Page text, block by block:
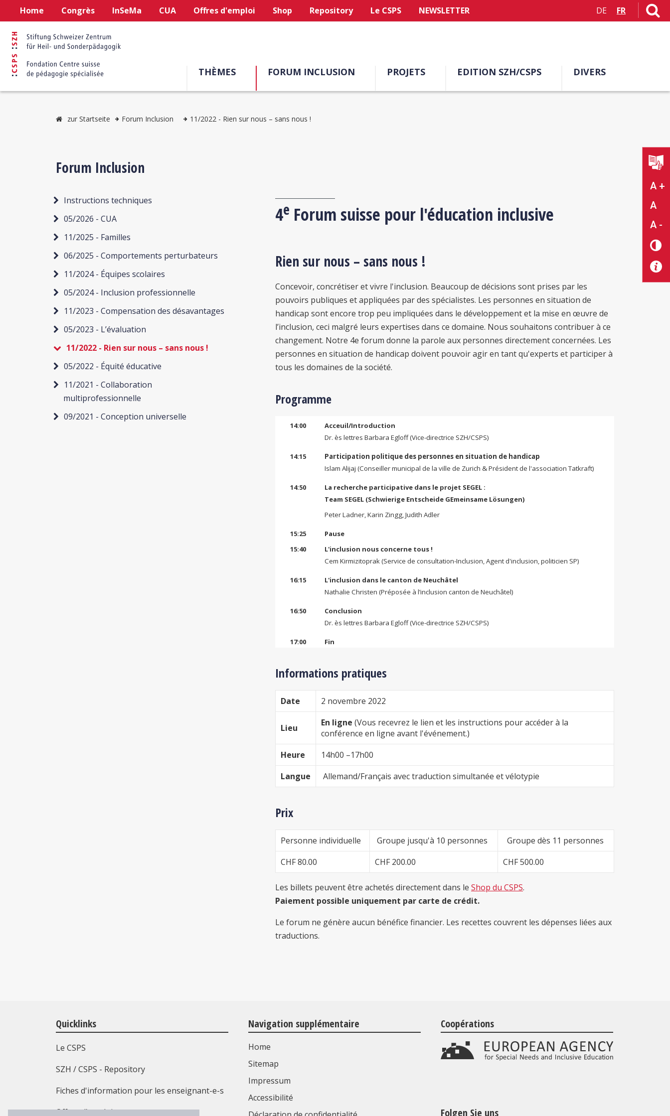
Home Congrès InSeMa CUA Offres d'emploi Shop Repository Le CSPS NEWSLETTER DE FR
THÈMES FORUM INCLUSION PROJETS EDITION SZH/CSPS DIVERS
A +
A
A -
zur Startseite Forum Inclusion 11/2022 - Rien sur nous – sans nous !
Forum Inclusion
Instructions techniques
05/2026 - CUA
11/2025 - Familles
06/2025 - Comportements perturbateurs
11/2024 - Équipes scolaires
05/2024 - Inclusion professionnelle
11/2023 - Compensation des désavantages
05/2023 - L’évaluation
11/2022 - Rien sur nous – sans nous !
05/2022 - Équité éducative
11/2021 - Collaboration
multiprofessionnelle
09/2021 - Conception universelle
4e Forum suisse pour l'éducation inclusive
Rien sur nous – sans nous !
Concevoir, concrétiser et vivre l'inclusion. Beaucoup de décisions sont prises par les
pouvoirs publiques et appliquées par des spécialistes. Les personnes en situation de
handicap sont encore trop peu impliquées dans le développement et la mise en œuvre de
l’inclusion, ceci malgré leurs expertises dans ce domaine. Nous souhaitons contribuer à ce
changement. Notre 4e forum donne la parole aux personnes directement concernées. Les
personnes en situation de handicap doivent pouvoir agir en tant qu'experts et participer à
tous les domaines de la société.
Programme
14:00
Acceuil/Introduction
Dr. ès lettres Barbara Egloff (Vice-directrice SZH/CSPS)
14:15
Participation politique des personnes en situation de handicap
Islam Alijaj (Conseiller municipal de la ville de Zurich & Président de l'association Tatkraft)
14:50
La recherche participative dans le projet SEGEL :
Team SEGEL (Schwierige Entscheide GEmeinsame Lösungen)
Peter Ladner, Karin Zingg, Judith Adler
15:25
Pause
15:40
L'inclusion nous concerne tous !
Cem Kirmizitoprak (Service de consultation-Inclusion, Agent d'inclusion, politicien SP)
16:15
L'inclusion dans le canton de Neuchâtel
Nathalie Christen (Préposée à l’inclusion canton de Neuchâtel)
16:50
Conclusion
Dr. ès lettres Barbara Egloff (Vice-directrice SZH/CSPS)
17:00 Fin
Informations pratiques
Date 2 novembre 2022
Lieu En ligne (Vous recevrez le lien et les instructions pour accéder à la
conférence en ligne avant l'événement.)
Heure
14h00 –17h00
Langue
Allemand/Français avec traduction simultanée et vélotypie
Prix
Personne individuelle Groupe jusqu'à 10 personnes
Groupe dès 11 personnes
CHF 80.00
CHF 200.00 CHF 500.00
Les billets peuvent être achetés directement dans le Shop du CSPS.
Paiement possible uniquement par carte de crédit.
Le forum ne génère aucun bénéfice financier. Les recettes couvrent les dépenses liées aux
traductions.
Quicklinks
Le CSPS
SZH / CSPS - Repository
Fiches d'information pour les enseignant-e-s
Offres d’emploi
Navigation supplémentaire
Home
Sitemap
Impressum
Accessibilité
Coopérations
Folgen Sie uns